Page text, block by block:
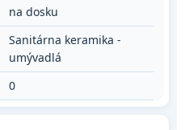
na dosku
Sanitárna keramika -
umývadlá
0